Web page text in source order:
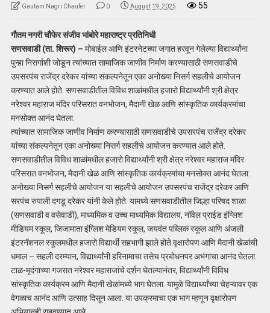
Gautam Nagri Chaufer 0 August 19, 2025 55
गौतम नगरी चौफेर संजीव भांबोरे महाराष्ट्र प्रतिनिधी
सणसवाडी (ता. शिरूर) – मोबाईल आणि इंटरनेटच्या जगात हरवून गेलेल्या विद्यार्थ्यांना
पुन्हा निसर्गाशी जोडून त्यांच्यात सामाजिक जाणीव निर्माण करण्यासाठी सणसवाडीचे
उपसरपंच राजेंद्र दरेकर यांच्या संकल्पनेतून एका अनोख्या निसर्ग सहलीचे आयोजन
करण्यात आले होते. सणसवाडीतील विविध शाळांमधील हजारो विद्यार्थ्यांनी श्री क्षेत्र
नरेश्वर महाराज मंदिर परिसरात वनभोजन, मैदानी खेळ आणि सांस्कृतिक कार्यक्रमांचा
मनसोक्त आनंद घेतला.
त्यांच्यात सामाजिक जाणीव निर्माण करण्यासाठी सणसवाडीचे उपसरपंच राजेंद्र दरेकर
यांच्या संकल्पनेतून एका अनोख्या निसर्ग सहलीचे आयोजन करण्यात आले होते.
सणसवाडीतील विविध शाळांमधील हजारो विद्यार्थ्यांनी श्री क्षेत्र नरेश्वर महाराज मंदिर
परिसरात वनभोजन, मैदानी खेळ आणि सांस्कृतिक कार्यक्रमांचा मनसोक्त आनंद घेतला.
अनोख्या निसर्ग सहलीचे आयोजन या सहलीचे आयोजन उपसरपंच राजेंद्र दरेकर आणि
सरपंच रुपाली दगडू दरेकर यांनी केले होते. यामध्ये सणसवाडीतील जिल्हा परिषद शाळा
(सणसवाडी व वसेवाडी), माध्यमिक व उच्च माध्यमिक विद्यालय, नॉवेल प्राईड इंग्लिश
मीडियम स्कूल, जिजामाता इंग्लिश मेडियम स्कूल, जयवंत पब्लिक स्कूल आणि अंजली
इंटरनॅशनल स्कूलमधील हजारो विद्यार्थी सहभागी झाले होते.वृक्षारोपण आणि मैदानी खेळांची
धमाल – सहली दरम्यान, विद्यार्थ्यांनी हरिनामाचा तसेच प्रबोधनपर अभंगाचा आनंद घेतला.
टाळ-मृदंगाच्या गजरात नरेश्वर महाराजांचे दर्शन घेतल्यानंतर, विद्यार्थ्यांनी विविध
सांस्कृतिक कार्यक्रम आणि मैदानी खेळांमध्ये भाग घेतला. यामुळे विद्यार्थ्यांच्या चेहऱ्यावर एक
वेगळाच आनंद आणि उत्साह दिसून आला. या उपक्रमाचा एक भाग म्हणून वृक्षारोपण